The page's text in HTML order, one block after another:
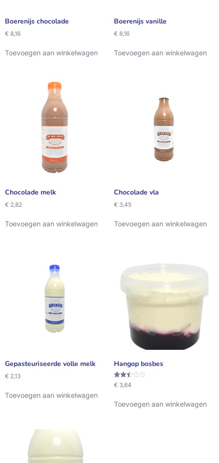
Boerenijs chocolade
€ 8,16
Toevoegen aan winkelwagen
Boerenijs vanille
€ 8,16
Toevoegen aan winkelwagen
Chocolade melk
€ 2,82
Toevoegen aan winkelwagen
Chocolade vla
€ 3,45
Toevoegen aan winkelwagen
Gepasteuriseerde volle melk
€ 2,13
Toevoegen aan winkelwagen
Hangop bosbes
Waardering
2.50
€ 3,64
Toevoegen aan winkelwagen